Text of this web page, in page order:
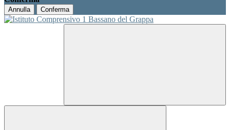
Annulla Conferma